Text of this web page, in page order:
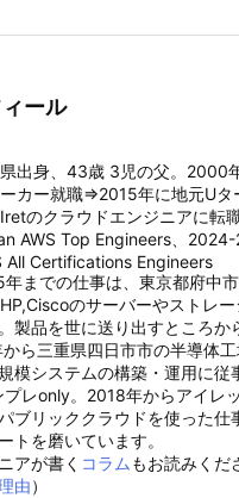
ール
出身、43歳 3児の父。2000
カー就職⇒2015年に地元U
のクラウドエンジニアに転
AWS Top Engineers、
All Certifications Engineers
年までの仕事は、東京都府中
のサーバーやストレー
製品を世に送り出すところか
ら三重県四日市市の半導体
模システムの構築・運用に従
レonly。2018年からアイレッ
ブリッククラウドを使った仕
トを磨いています。
アが書く コラム もお読みくだ
由）